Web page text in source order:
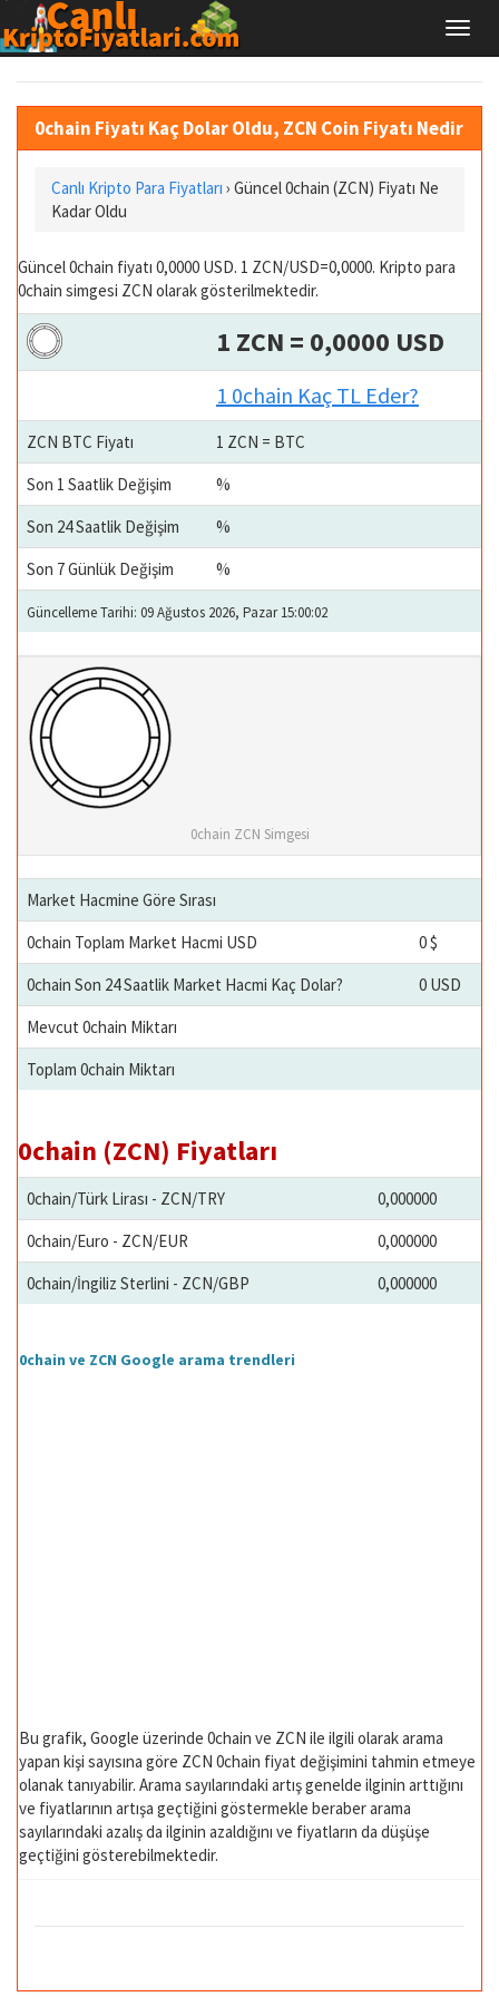
0chain Fiyatı Kaç Dolar Oldu, ZCN Coin Fiyatı Nedir
Canlı Kripto Para Fiyatları › Güncel 0chain (ZCN) Fiyatı Ne
Kadar Oldu
Güncel 0chain fiyatı 0,0000 USD. 1 ZCN/USD=0,0000. Kripto para
0chain simgesi ZCN olarak gösterilmektedir.
1 ZCN = 0,0000 USD
1 0chain Kaç TL Eder?
ZCN BTC Fiyatı
1 ZCN = BTC
Son 1 Saatlik Değişim
%
Son 24 Saatlik Değişim
%
Son 7 Günlük Değişim
%
Güncelleme Tarihi: 09 Ağustos 2026, Pazar 15:00:02
0chain ZCN Simgesi
Market Hacmine Göre Sırası
0chain Toplam Market Hacmi USD
0 $
0chain Son 24 Saatlik Market Hacmi Kaç Dolar?
0 USD
Mevcut 0chain Miktarı
Toplam 0chain Miktarı
0chain (ZCN) Fiyatları
0chain/Türk Lirası - ZCN/TRY
0,000000
0chain/Euro - ZCN/EUR
0,000000
0chain/İngiliz Sterlini - ZCN/GBP
0,000000
0chain ve ZCN Google arama trendleri
Bu grafik, Google üzerinde 0chain ve ZCN ile ilgili olarak arama
yapan kişi sayısına göre ZCN 0chain fiyat değişimini tahmin etmeye
olanak tanıyabilir. Arama sayılarındaki artış genelde ilginin arttığını
ve fiyatlarının artışa geçtiğini göstermekle beraber arama
sayılarındaki azalış da ilginin azaldığını ve fiyatların da düşüşe
geçtiğini gösterebilmektedir.